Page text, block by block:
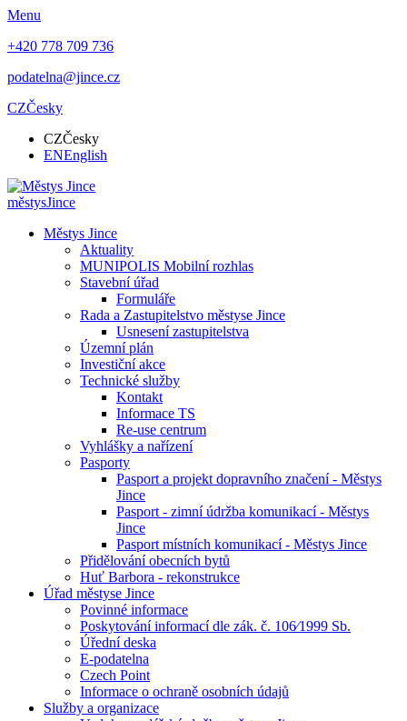
Menu
+420 778 709 736
podatelna@jince.cz
CZČesky
CZČesky
ENEnglish
městysJince
Městys Jince
Aktuality
MUNIPOLIS Mobilní rozhlas
Stavební úřad
Formuláře
Rada a Zastupitelstvo městyse Jince
Usnesení zastupitelstva
Územní plán
Investiční akce
Technické služby
Kontakt
Informace TS
Re-use centrum
Vyhlášky a nařízení
Pasporty
Pasport a projekt dopravního značení - Městys
Jince
Pasport - zimní údržba komunikací - Městys
Jince
Pasport místních komunikací - Městys Jince
Přidělování obecních bytů
Huť Barbora - rekonstrukce
Úřad městyse Jince
Povinné informace
Poskytování informací dle zák. č. 106⁄1999 Sb.
Úřední deska
E-podatelna
Czech Point
Informace o ochraně osobních údajů
Služby a organizace